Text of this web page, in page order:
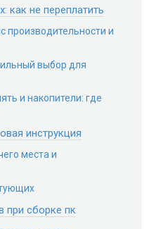
не переплатить
производительности и
выбор для
и накопители: где
инструкция
места и
при сборке пк